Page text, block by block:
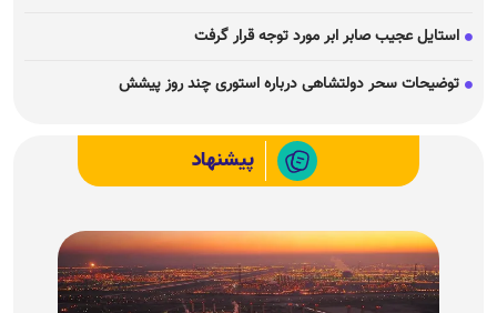
استایل عجیب صابر ابر مورد توجه قرار گرفت
توضیحات سحر دولتشاهی درباره استوری چند روز پیشش
پیشنهاد